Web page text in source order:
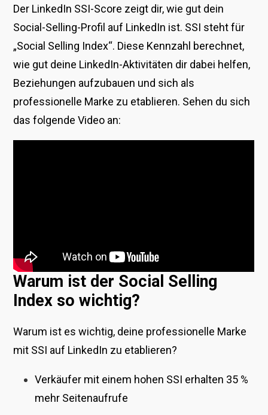
Der LinkedIn SSI-Score zeigt dir, wie gut dein
Social-Selling-Profil auf LinkedIn ist. SSI steht für
„Social Selling Index“. Diese Kennzahl berechnet,
wie gut deine LinkedIn-Aktivitäten dir dabei helfen,
Beziehungen aufzubauen und sich als
professionelle Marke zu etablieren. Sehen du sich
das folgende Video an:
Warum ist der Social Selling
Index so wichtig?
Warum ist es wichtig, deine professionelle Marke
mit SSI auf LinkedIn zu etablieren?
Verkäufer mit einem hohen SSI erhalten 35 %
mehr Seitenaufrufe